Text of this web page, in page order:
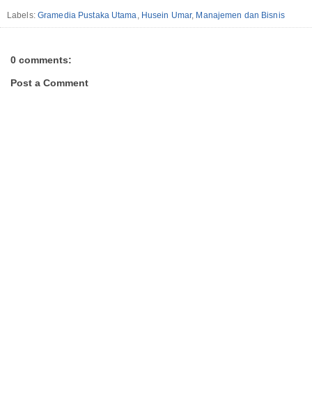
Labels: Gramedia Pustaka Utama, Husein Umar, Manajemen dan Bisnis
0 comments:
Post a Comment